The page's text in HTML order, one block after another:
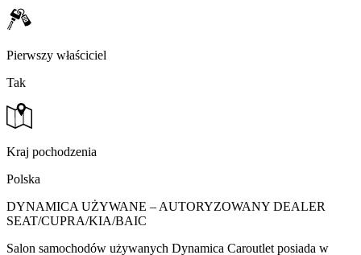
Pierwszy właściciel
Tak
Kraj pochodzenia
Polska
DYNAMICA UŻYWANE – AUTORYZOWANY DEALER
SEAT/CUPRA/KIA/BAIC
Salon samochodów używanych Dynamica Caroutlet posiada w